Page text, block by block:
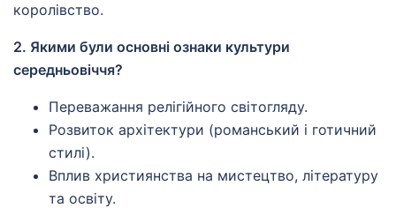
королівство.
2. Якими були основні ознаки культури
середньовіччя?
Переважання релігійного світогляду.
Розвиток архітектури (романський і готичний
стилі).
Вплив християнства на мистецтво, літературу
та освіту.